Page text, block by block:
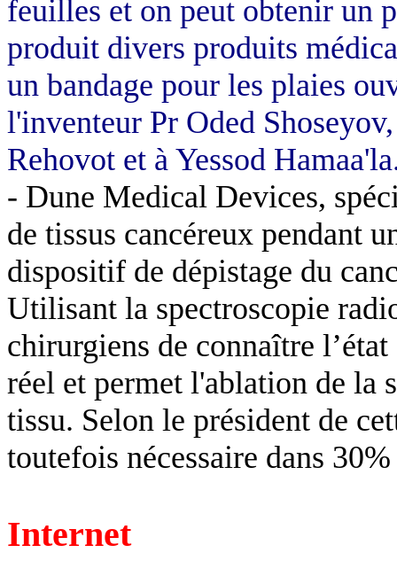
feuilles et on peut obtenir un
produit divers produits
un bandage pour les plaies
l'inventeur Pr Oded Shoseyov
Rehovot et à Yessod Hamaa'la
- Dune Medical Devices,
de tissus cancéreux pendant
dispositif de dépistage du
Utilisant la spectroscopie
chirurgiens de connaître
réel et permet l'ablation de la
tissu. Selon le président de
toutefois nécessaire dans 30%
Internet